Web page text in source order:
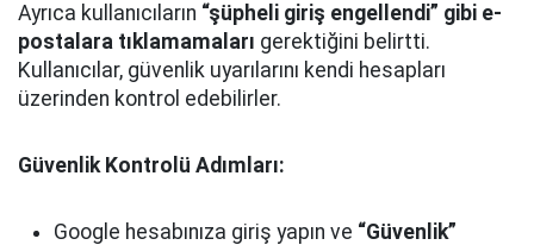
Ayrıca kullanıcıların “şüpheli giriş engellendi” gibi e-
postalara tıklamamaları gerektiğini belirtti.
Kullanıcılar, güvenlik uyarılarını kendi hesapları
üzerinden kontrol edebilirler.
Güvenlik Kontrolü Adımları:
Google hesabınıza giriş yapın ve “Güvenlik”